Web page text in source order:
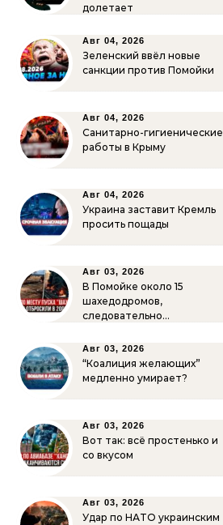
долетает
Авг 04, 2026
Зеленский ввёл новые
санкции против Помойки
Авг 04, 2026
Санитарно-гигиенические
работы в Крыму
Авг 04, 2026
Украина заставит Кремль
просить пощады
Авг 03, 2026
В Помойке около 15
шахедодромов,
следовательно…
Авг 03, 2026
“Коалиция желающих”
медленно умирает?
Авг 03, 2026
Вот так: всё простенько и
со вкусом
Авг 03, 2026
Удар по НАТО украинским